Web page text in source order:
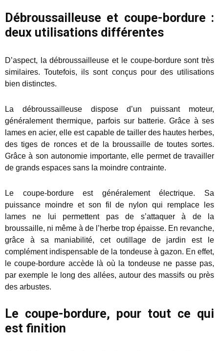
Débroussailleuse et coupe-bordure :
deux utilisations différentes
D’aspect, la débroussailleuse et le coupe-bordure sont très
similaires. Toutefois, ils sont conçus pour des utilisations
bien distinctes.
La débroussailleuse dispose d’un puissant moteur,
généralement thermique, parfois sur batterie. Grâce à ses
lames en acier, elle est capable de tailler des hautes herbes,
des tiges de ronces et de la broussaille de toutes sortes.
Grâce à son autonomie importante, elle permet de travailler
de grands espaces sans la moindre contrainte.
Le coupe-bordure est généralement électrique. Sa
puissance moindre et son fil de nylon qui remplace les
lames ne lui permettent pas de s’attaquer à de la
broussaille, ni même à de l’herbe trop épaisse. En revanche,
grâce à sa maniabilité, cet outillage de jardin est le
complément indispensable de la tondeuse à gazon. En effet,
le coupe-bordure accède là où la tondeuse ne passe pas,
par exemple le long des allées, autour des massifs ou près
des arbustes.
Le coupe-bordure, pour tout ce qui
est finition